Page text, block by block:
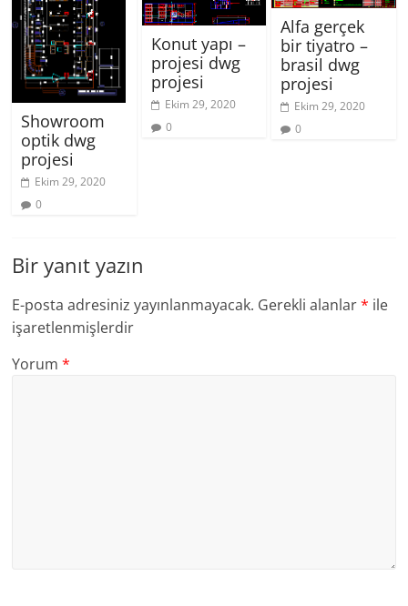
Showroom
optik dwg
projesi
Ekim 29, 2020
0
Konut yapı –
projesi dwg
projesi
Ekim 29, 2020
0
Alfa gerçek
bir tiyatro –
brasil dwg
projesi
Ekim 29, 2020
0
Bir yanıt yazın
E-posta adresiniz yayınlanmayacak. Gerekli alanlar* ile
işaretlenmişlerdir
Yorum*